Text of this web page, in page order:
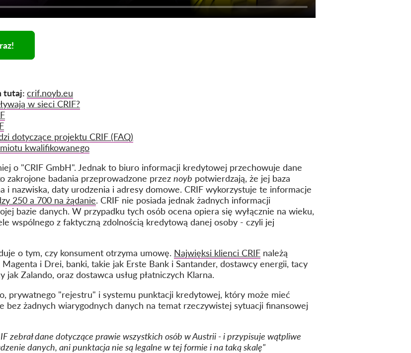
tutaj: crif.noyb.eu
w sieci CRIF?
dotyczące projektu CRIF (FAQ)
kwalifikowanego
o "CRIF GmbH". Jednak to biuro informacji kredytowej przechowuje dane
zakrojone badania przeprowadzone przez noyb potwierdzają, że jej baza
i nazwiska, daty urodzenia i adresy domowe. CRIF wykorzystuje te informacje
250 a 700 na żądanie. CRIF nie posiada jednak żadnych informacji
bazie danych. W przypadku tych osób ocena opiera się wyłącznie na wieku,
wspólnego z faktyczną zdolnością kredytową danej osoby - czyli jej
o tym, czy konsument otrzyma umowę. Najwięksi klienci CRIF należą
i Drei, banki, takie jak Erste Bank i Santander, dostawcy energii, tacy
Zalando, oraz dostawca usług płatniczych Klarna.
prywatnego "rejestru" i systemu punktacji kredytowej, który może mieć
bez żadnych wiarygodnych danych na temat rzeczywistej sytuacji finansowej
zebrał dane dotyczące prawie wszystkich osób w Austrii - i przypisuje wątpliwe
danych, ani punktacja nie są legalne w tej formie i na taką skalę"